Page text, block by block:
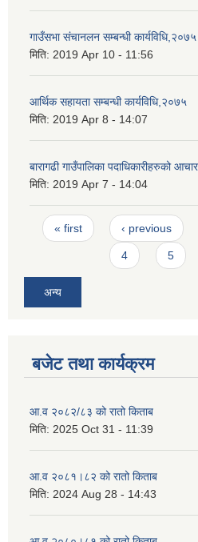
गाउँसभा संचानलन सम्बन्धी कार्यविधि,२०७५
मिति: 2019 Apr 10 - 11:56
आर्थिक सहायता सम्बन्धी कार्यविधि,२०७५
मिति: 2019 Apr 8 - 14:07
बारागढी गाउँपालिका पदाधिकारीहरुको
मिति: 2019 Apr 7 - 14:04
Pages
« first ‹ previous
4 5
अन्य
बजेट तथा कार्यक्रम
आ.व २०८२/८३ को रातो किताब
मिति: 2025 Oct 31 - 11:39
आ.व २०८१।८२ को रातो किताब
मिति: 2024 Aug 28 - 14:43